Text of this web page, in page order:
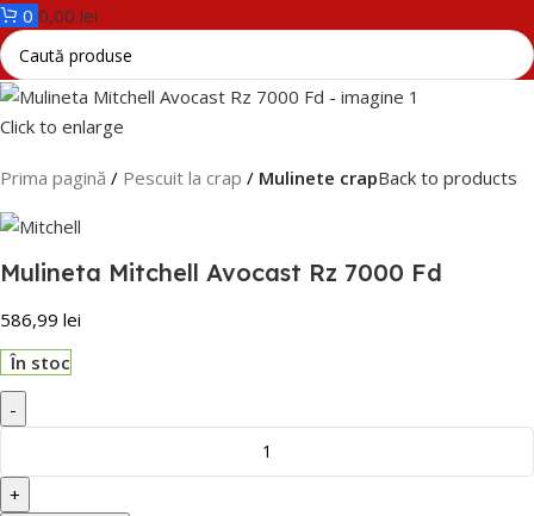
0 0,00 lei
Click to enlarge
Prima pagină Pescuit la crap Mulinete crapBack to products
Mulineta Mitchell Avocast Rz 7000 Fd
586,99 lei
În stoc